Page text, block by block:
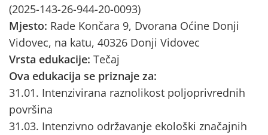
(2025-143-26-944-20-0093)
Mjesto: Rade Končara 9, Dvorana Oćine Donji
Vidovec, na katu, 40326 Donji Vidovec
Vrsta edukacije: Tečaj
Ova edukacija se priznaje za:
31.01. Intenzivirana raznolikost poljoprivrednih
površina
31.03. Intenzivno održavanje ekološki značajnih